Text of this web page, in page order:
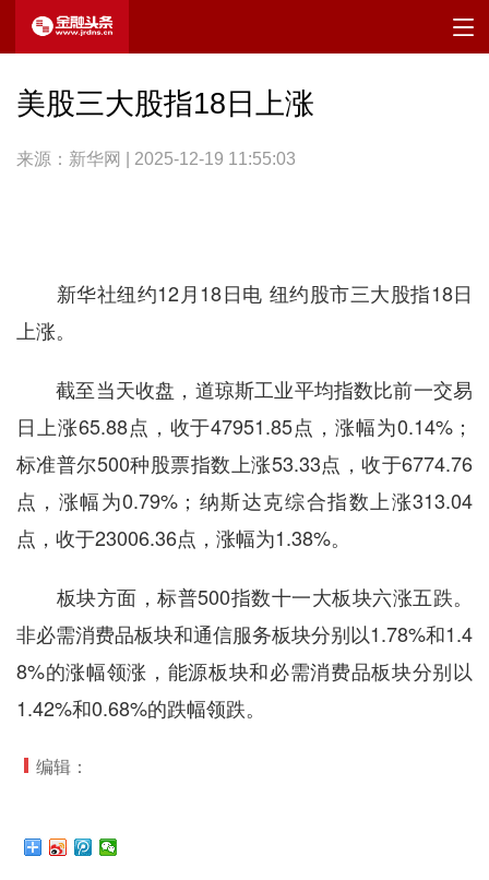
美股三大股指18日上涨
来源：新华网 | 2025-12-19 11:55:03
新华社纽约12月18日电 纽约股市三大股指18日
上涨。
截至当天收盘，道琼斯工业平均指数比前一交易
日上涨65.88点，收于47951.85点，涨幅为0.14%；
标准普尔500种股票指数上涨53.33点，收于6774.76
点，涨幅为0.79%；纳斯达克综合指数上涨313.04
点，收于23006.36点，涨幅为1.38%。
板块方面，标普500指数十一大板块六涨五跌。
非必需消费品板块和通信服务板块分别以1.78%和1.4
8%的涨幅领涨，能源板块和必需消费品板块分别以
1.42%和0.68%的跌幅领跌。
编辑：